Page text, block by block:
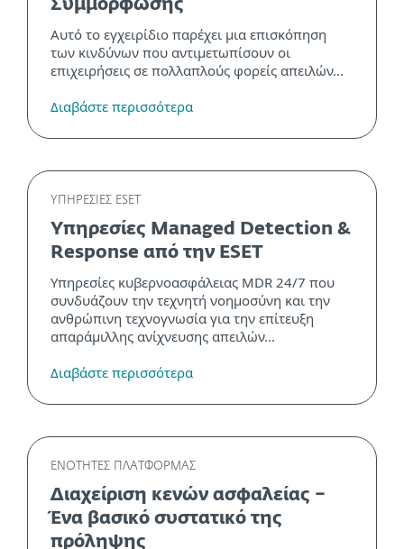
Συμμόρφωσης
Αυτό το εγχειρίδιο παρέχει μια επισκόπηση
των κινδύνων που αντιμετωπίσουν οι
επιχειρήσεις σε πολλαπλούς φορείς απειλών...
Διαβάστε περισσότερα
ΥΠΗΡΕΣΙΕΣ ESET
Υπηρεσίες Managed Detection &
Response από την ESET
Υπηρεσίες κυβερνοασφάλειας MDR 24/7 που
συνδυάζουν την τεχνητή νοημοσύνη και την
ανθρώπινη τεχνογνωσία για την επίτευξη
απαράμιλλης ανίχνευσης απειλών...
Διαβάστε περισσότερα
ΕΝΟΤΗΤΕΣ ΠΛΑΤΦΟΡΜΑΣ
Διαχείριση κενών ασφαλείας –
Ένα βασικό συστατικό της
πρόληψης